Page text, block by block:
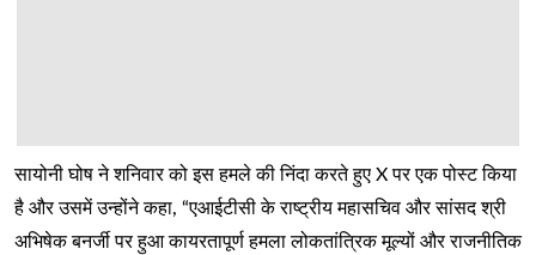
सायोनी घोष ने शनिवार को इस हमले की निंदा करते हुए X पर एक पोस्ट किया
है और उसमें उन्होंने कहा, “एआईटीसी के राष्ट्रीय महासचिव और सांसद श्री
अभिषेक बनर्जी पर हुआ कायरतापूर्ण हमला लोकतांत्रिक मूल्यों और राजनीतिक